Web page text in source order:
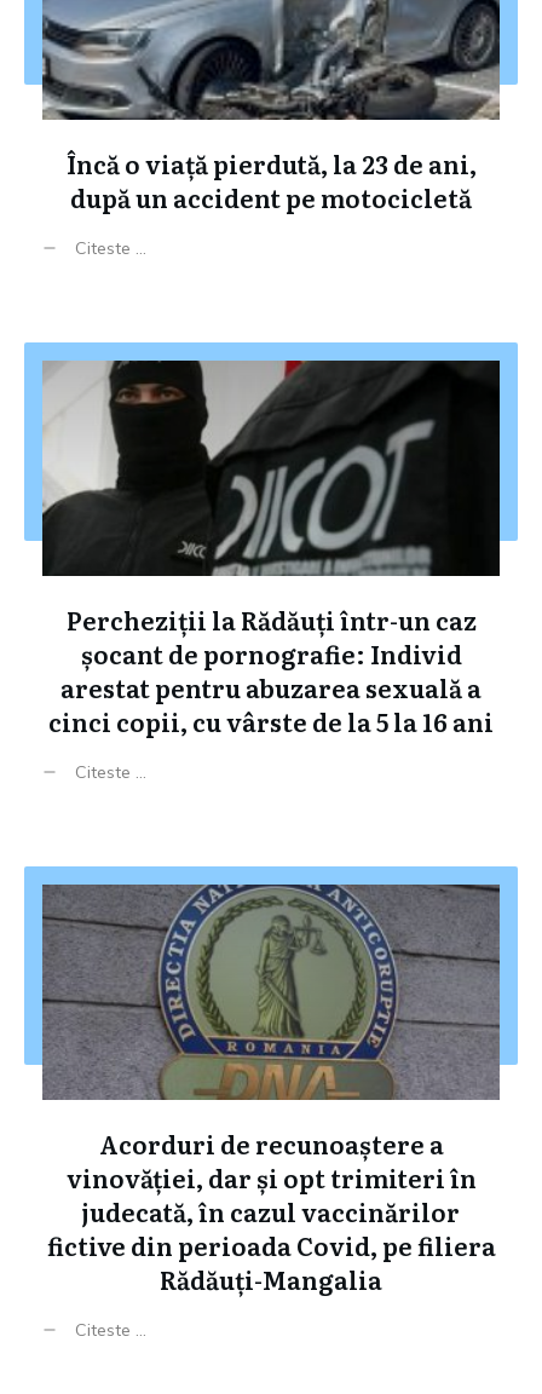
Încă o viață pierdută, la 23 de ani,
după un accident pe motocicletă
Citeste ...
Percheziții la Rădăuți într-un caz
șocant de pornografie: Individ
arestat pentru abuzarea sexuală a
cinci copii, cu vârste de la 5 la 16 ani
Citeste ...
Acorduri de recunoaștere a
vinovăției, dar și opt trimiteri în
judecată, în cazul vaccinărilor
fictive din perioada Covid, pe filiera
Rădăuți-Mangalia
Citeste ...